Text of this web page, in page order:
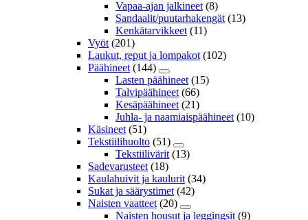
Vapaa-ajan jalkineet (8)
Sandaalit/puutarhakengät (13)
Kenkätarvikkeet (11)
Vyöt (201)
Laukut, reput ja lompakot (102)
Päähineet (144)
Lasten päähineet (15)
Talvipäähineet (66)
Kesäpäähineet (21)
Juhla- ja naamiaispäähineet (10)
Käsineet (51)
Tekstiilihuolto (51)
Tekstiilivärit (13)
Sadevarusteet (18)
Kaulahuivit ja kaulurit (34)
Sukat ja säärystimet (42)
Naisten vaatteet (20)
Naisten housut ja leggingsit (9)